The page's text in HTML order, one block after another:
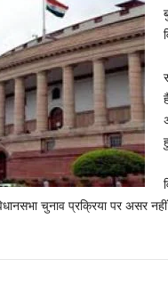
चुनाव प्रक्रिया पर असर